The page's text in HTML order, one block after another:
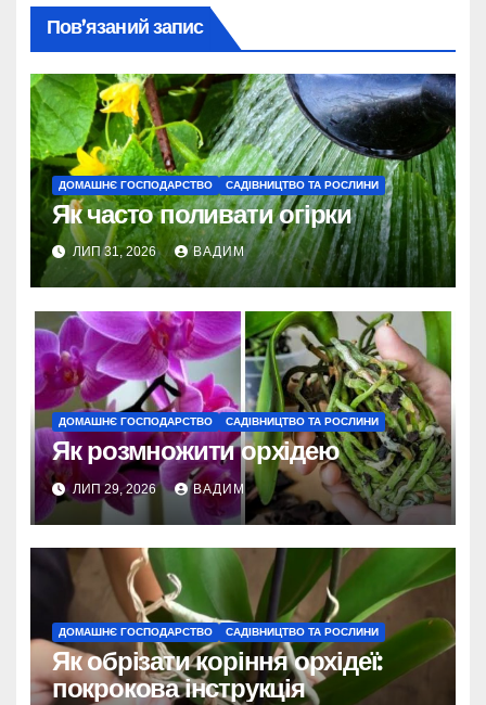
Пов’язаний запис
ДОМАШНЄ ГОСПОДАРСТВО САДІВНИЦТВО ТА РОСЛИНИ
Як часто поливати огірки
ЛИП 31, 2026 ВАДИМ
ДОМАШНЄ ГОСПОДАРСТВО САДІВНИЦТВО ТА РОСЛИНИ
Як розмножити орхідею
ЛИП 29, 2026 ВАДИМ
ДОМАШНЄ ГОСПОДАРСТВО САДІВНИЦТВО ТА РОСЛИНИ
Як обрізати коріння орхідеї:
покрокова інструкція